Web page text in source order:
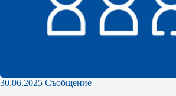
30.06.2025 Съобщение